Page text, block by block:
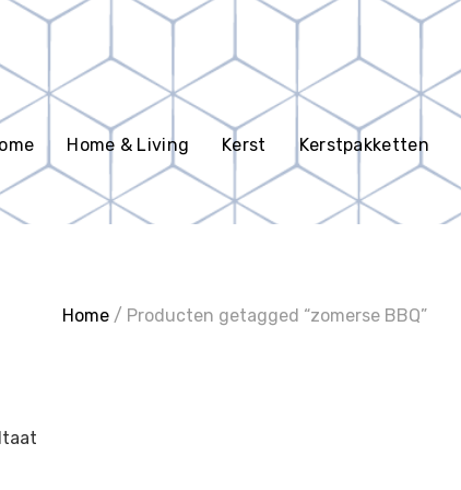
Home & Living Kerst Kerstpakketten
Home / Producten getagged “zomerse BBQ”